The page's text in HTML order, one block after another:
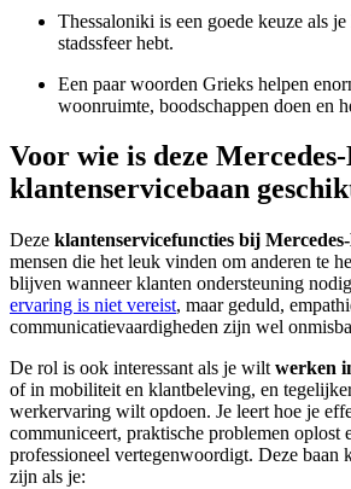
Thessaloniki is een goede keuze als
stadssfeer hebt.
Een paar woorden Grieks helpen
woonruimte, boodschappen doen en
Voor wie is deze
klantenservicebaan
Deze klantenservicefuncties bij
mensen die het leuk vinden om anderen te
blijven wanneer klanten ondersteuning
ervaring is niet vereist, maar geduld,
communicatievaardigheden zijn wel
De rol is ook interessant als je wilt werken
of in mobiliteit en klantbeleving, en
werkervaring wilt opdoen. Je leert hoe je
communiceert, praktische problemen oplost
professioneel vertegenwoordigt. Deze baan
zijn als je: